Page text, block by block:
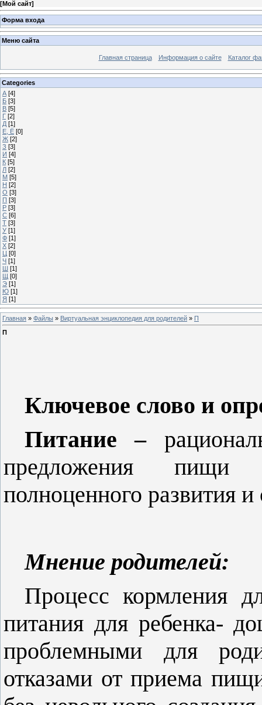
[Мой сайт]
Форма входа
Меню сайта
Главная страница Информация о сайте Каталог
Categories
А [4]
Б [3]
В [5]
Г [2]
Д [1]
Е, Ё [0]
Ж [2]
З [3]
И [4]
К [5]
Л [2]
М [5]
Н [2]
О [3]
П [3]
Р [3]
С [6]
Т [3]
У [1]
Ф [1]
Х [2]
Ц [0]
Ч [1]
Ш [1]
Щ [0]
Э [1]
Ю [1]
Я [1]
Главная » Файлы » Виртуальная энциклопедия для родителей » П
П
Ключевое слово и
Питание –
предложения
полноценного развития
Мнение родителей:
Процесс кормления
питания для ребенка-
проблемными для
отказами от приема